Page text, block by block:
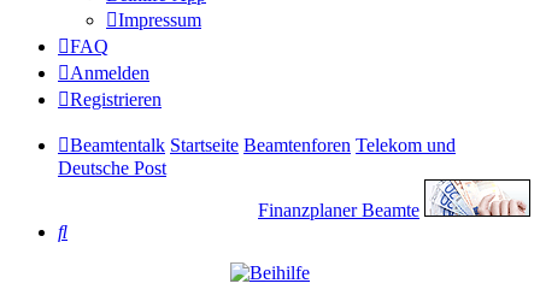
Impressum
FAQ
Anmelden
Registrieren
Beamtentalk Startseite Beamtenforen Telekom und
Deutsche Post
Finanzplaner Beamte
Suche